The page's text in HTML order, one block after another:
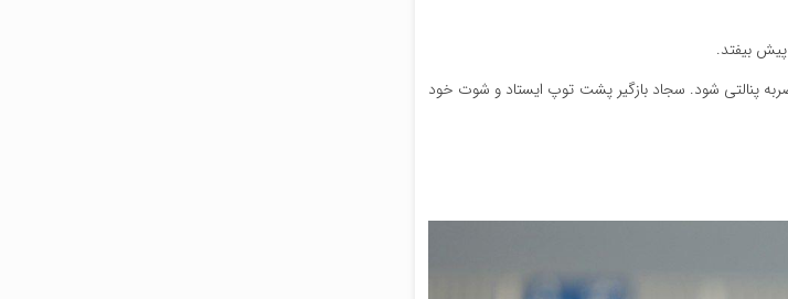
صاحب ضربه پنالتی شود. سجاد بازگیر پشت توپ ایستاد و شوت خود